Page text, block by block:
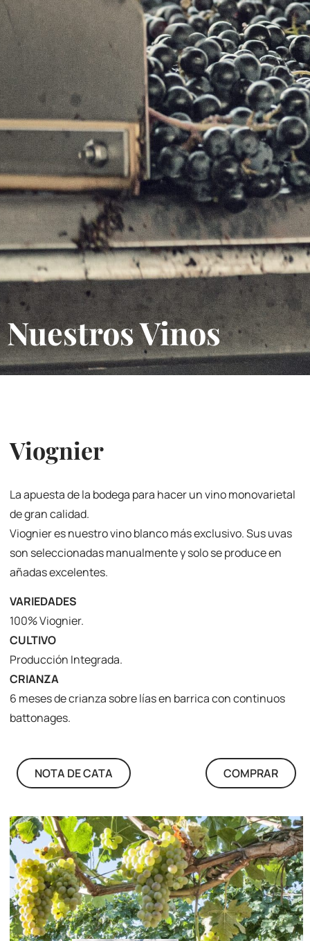
Nuestros Vinos
Viognier
La apuesta de la bodega para hacer un vino monovarietal
de gran calidad.
Viognier es nuestro vino blanco más exclusivo. Sus uvas
son seleccionadas manualmente y solo se produce en
añadas excelentes.
VARIEDADES
100% Viognier.
CULTIVO
Producción Integrada.
CRIANZA
6 meses de crianza sobre lías en barrica con continuos
battonages.
NOTA DE CATA COMPRAR